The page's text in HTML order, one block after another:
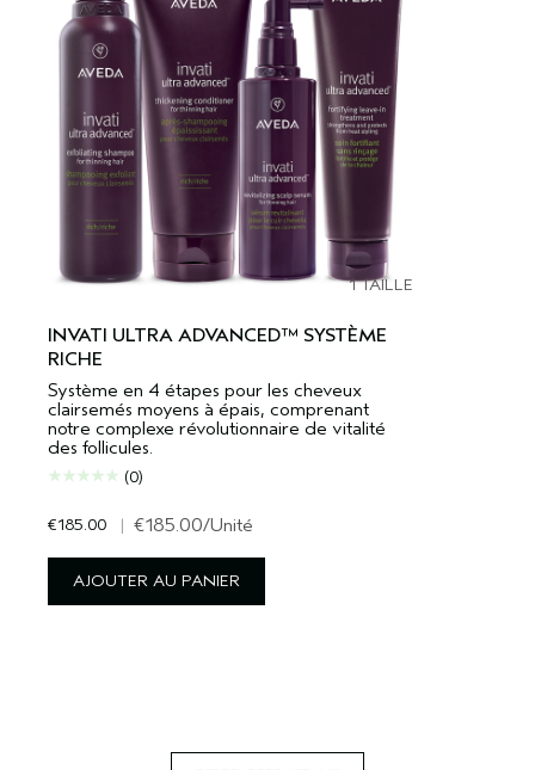
1 TAILLE
INVATI ULTRA ADVANCED™ SYSTÈME
RICHE
Système en 4 étapes pour les cheveux
clairsemés moyens à épais, comprenant
notre complexe révolutionnaire de vitalité
des follicules.
(0)
€185.00 | €185.00/Unité
AJOUTER AU PANIER